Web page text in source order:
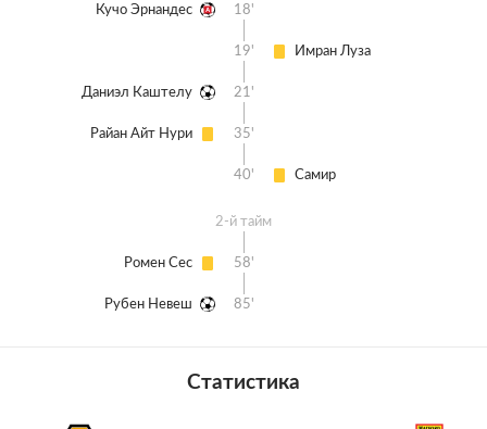
Кучо Эрнандес 18'
Имран Луза
19'
Даниэл Каштелу 21'
Райан Айт Нури 35'
Самир
40'
2-й тайм
Ромен Сес 58'
Рубен Невеш 85'
Статистика